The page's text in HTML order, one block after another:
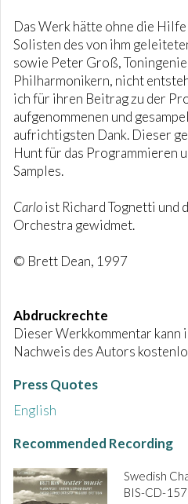
Das Werk hätte ohne die
Solisten des von ihm
sowie Peter Groß,
Philharmonikern, nicht
ich für ihren Beitrag zu der
aufgenommenen und
aufrichtigsten Dank. Dieser
Hunt für das Programmieren
Samples.
Carloist Richard Tognetti und
Orchestra gewidmet.
© Brett Dean, 1997
Abdruckrechte
Dieser Werkkommentar
Nachweis des Autors
Press Quotes
English
Recommended Recording
Swedish
BIS-CD-